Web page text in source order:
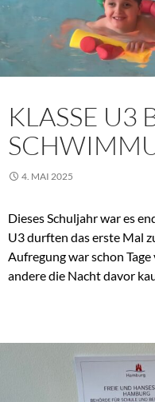
KLASSE U3
4. MAI 2025
Dieses Schuljahr war es
U3 durften das erste Mal
Aufregung war schon
andere die Nacht davor